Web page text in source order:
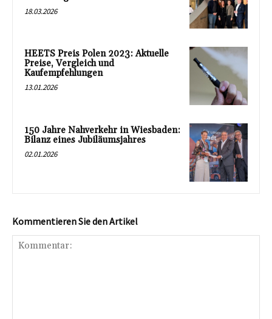
18.03.2026
HEETS Preis Polen 2023: Aktuelle
Preise, Vergleich und
Kaufempfehlungen
13.01.2026
150 Jahre Nahverkehr in Wiesbaden:
Bilanz eines Jubiläumsjahres
02.01.2026
Kommentieren Sie den Artikel